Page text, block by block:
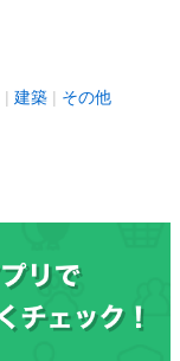
建築 その他